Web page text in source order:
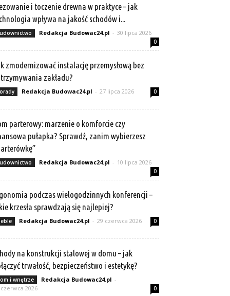
i toczenie drewna w praktyce – jak
wpływa na jakość schodów i...
Redakcja Budowac24.pl - 30 lipca 2026
0
zmodernizować instalację przemysłową bez
zakładu?
Redakcja Budowac24.pl - 27 lipca 2026 0
parterowy: marzenie o komforcie czy
pułapka? Sprawdź, zanim wybierzesz
Redakcja Budowac24.pl - 10 lipca 2026
0
podczas wielogodzinnych konferencji –
krzesła sprawdzają się najlepiej?
Redakcja Budowac24.pl - 29 czerwca 2026 0
na konstrukcji stalowej w domu – jak
trwałość, bezpieczeństwo i estetykę?
i wnętrze Redakcja Budowac24.pl -
2026
0